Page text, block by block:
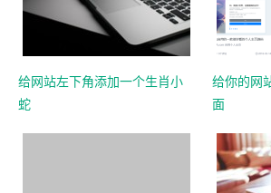
给网站左下角添加一个生肖小
蛇
给你的网
面